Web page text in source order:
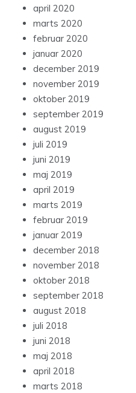
april 2020
marts 2020
februar 2020
januar 2020
december 2019
november 2019
oktober 2019
september 2019
august 2019
juli 2019
juni 2019
maj 2019
april 2019
marts 2019
februar 2019
januar 2019
december 2018
november 2018
oktober 2018
september 2018
august 2018
juli 2018
juni 2018
maj 2018
april 2018
marts 2018